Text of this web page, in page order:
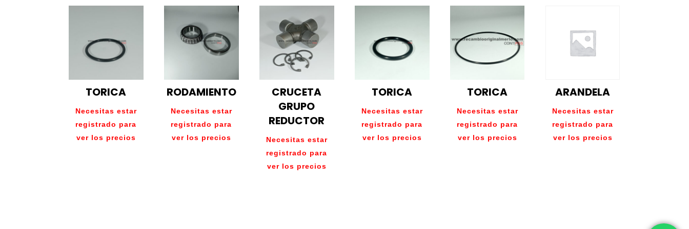
TORICA
Necesitas estar
registrado para
ver los precios
RODAMIENTO
Necesitas estar
registrado para
ver los precios
CRUCETA
GRUPO
REDUCTOR
Necesitas estar
registrado para
ver los precios
TORICA
Necesitas estar
registrado para
ver los precios
TORICA
Necesitas estar
registrado para
ver los precios
ARANDELA
Necesitas estar
registrado para
ver los precios